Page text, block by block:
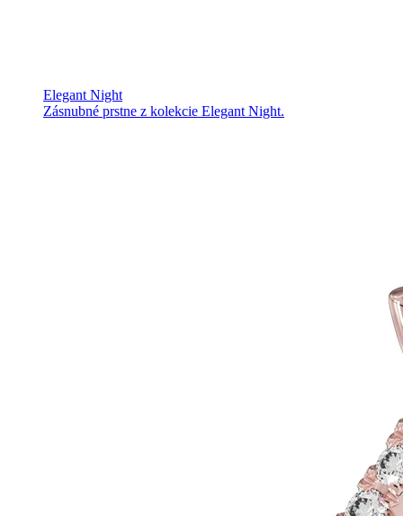
Elegant Night
Zásnubné prstne z kolekcie Elegant Night.